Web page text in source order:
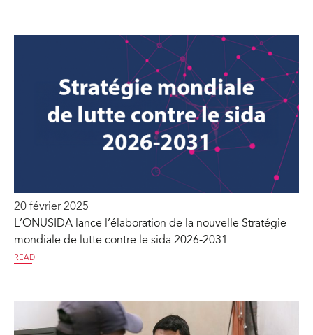
20 février 2025
L’ONUSIDA lance l’élaboration de la nouvelle Stratégie
mondiale de lutte contre le sida 2026-2031
READ